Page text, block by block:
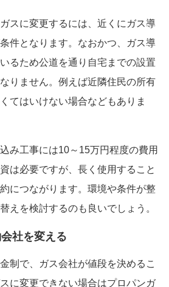
スに変更するには、近くにガス導
件となります。なおかつ、ガス導
るため公道を通り自宅までの設置
りません。例えば近隣住民の所有
てはいけない場合などもありま
み工事には10～15万円程度の費用
は必要ですが、長く使用すること
につながります。環境や条件が整
えを検討するのも良いでしょう。
社を変える
制で、ガス会社が値段を決めるこ
に変更できない場合はプロパンガ